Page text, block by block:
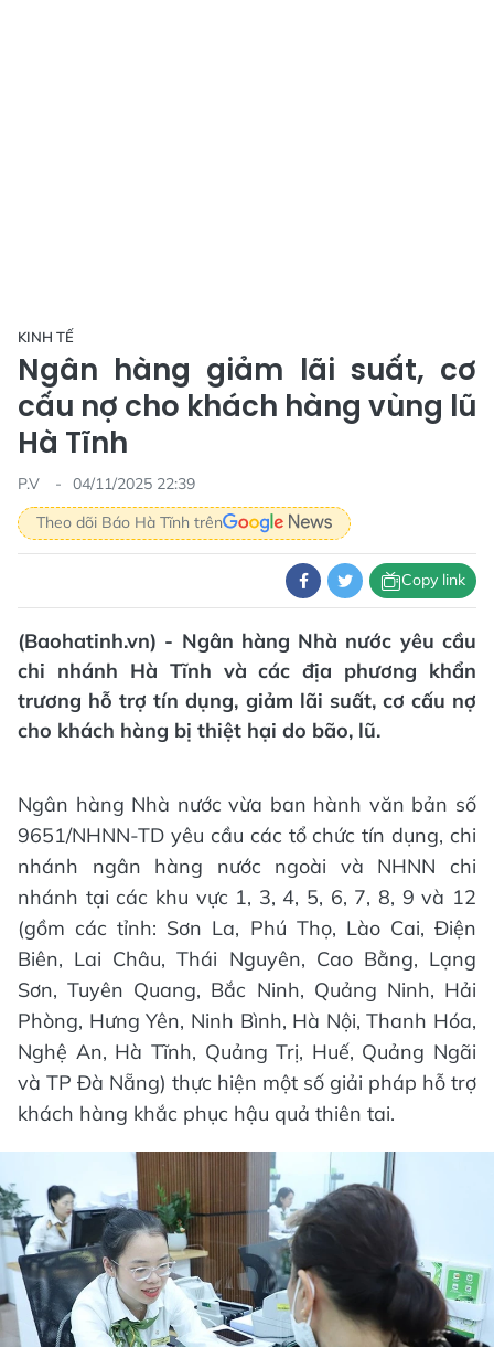
KINH TẾ
Ngân hàng giảm lãi suất, cơ
cấu nợ cho khách hàng vùng lũ
Hà Tĩnh
P.V
04/11/2025 22:39
Theo dõi Báo Hà Tĩnh trên
Copy link
(Baohatinh.vn) - Ngân hàng Nhà nước yêu cầu
chi nhánh Hà Tĩnh và các địa phương khẩn
trương hỗ trợ tín dụng, giảm lãi suất, cơ cấu nợ
cho khách hàng bị thiệt hại do bão, lũ.
Ngân hàng Nhà nước vừa ban hành văn bản số
9651/NHNN-TD yêu cầu các tổ chức tín dụng, chi
nhánh ngân hàng nước ngoài và NHNN chi
nhánh tại các khu vực 1, 3, 4, 5, 6, 7, 8, 9 và 12
(gồm các tỉnh: Sơn La, Phú Thọ, Lào Cai, Điện
Biên, Lai Châu, Thái Nguyên, Cao Bằng, Lạng
Sơn, Tuyên Quang, Bắc Ninh, Quảng Ninh, Hải
Phòng, Hưng Yên, Ninh Bình, Hà Nội, Thanh Hóa,
Nghệ An, Hà Tĩnh, Quảng Trị, Huế, Quảng Ngãi
và TP Đà Nẵng) thực hiện một số giải pháp hỗ trợ
khách hàng khắc phục hậu quả thiên tai.